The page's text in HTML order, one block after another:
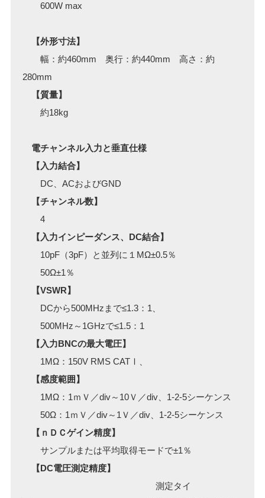
600W max
【外形寸法】
幅：約460mm 奥行：約440mm 高さ：約
280mm
【質量】
約18kg
電チャンネル入力と垂直仕様
【入力結合】
DC、ACおよびGND
【チャンネル数】
4
【入力インピーダンス、DC結合】
10pF（3pF）と並列に１MΩ±0.5％
50Ω±1％
【VSWR】
DCから500MHzまで≤1.3：1、
500MHz～1GHzで≤1.5：1
【入力BNCの最大電圧】
1MΩ：150V RMS CATⅠ、
【感度範囲】
1MΩ：1ｍＶ／div～10Ｖ／div、1-2-5シーケンス
50Ω：1ｍＶ／div～1Ｖ／div、1-2-5シーケンス
【ｎＤＣゲイン精度】
サンプルまたは平均取得モードで±1％
【DC電圧測定精度】
測定タイ